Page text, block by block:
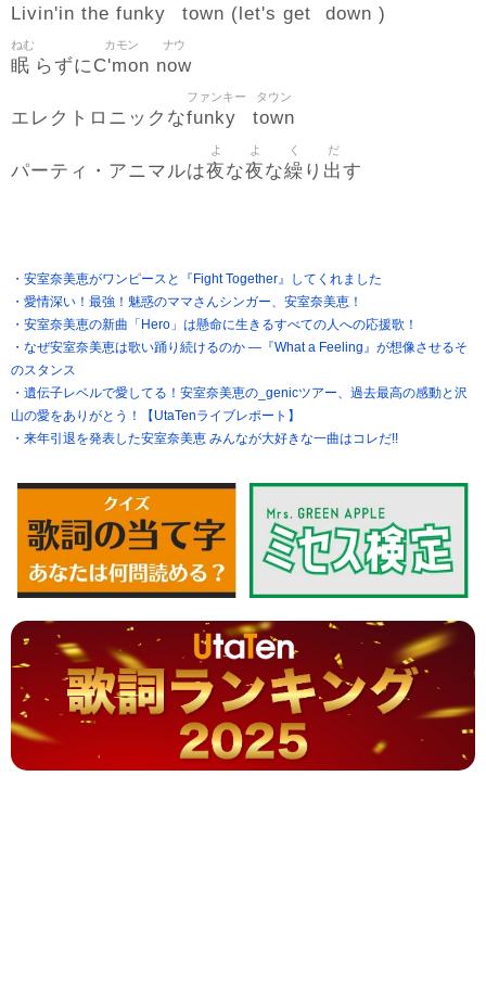
Livin'in the funky town (let's get down )
眠
ねむ
らずにC'mon
カモン
now
ナウ
エレクトロニックなfunky
ファンキー
town
タウン
パーティ・アニマルは夜
よ
な夜
よ
な繰
く
り 出
だ
す
・安室奈美恵がワンピースと『Fight Together』してくれました
・愛情深い！最強！魅惑のママさんシンガー、安室奈美恵！
・安室奈美恵の新曲「Hero」は懸命に生きるすべての人への応援歌！
・なぜ安室奈美恵は歌い踊り続けるのか ―『What a Feeling』が想像させるそ
のスタンス
・遺伝子レベルで愛してる！安室奈美恵の_genicツアー、過去最高の感動と沢
山の愛をありがとう！【UtaTenライブレポート】
・来年引退を発表した安室奈美恵 みんなが大好きな一曲はコレだ!!